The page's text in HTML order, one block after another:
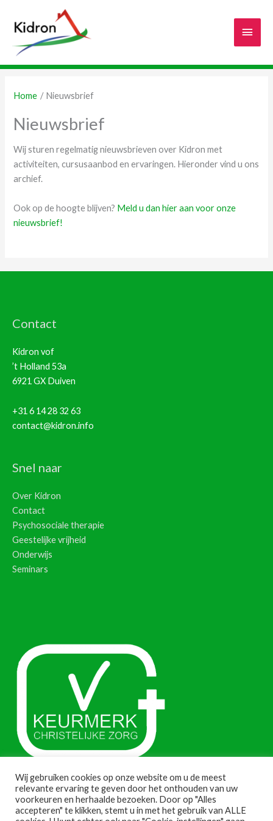
naar
inhoud
Home Nieuwsbrief
Nieuwsbrief
Wij sturen regelmatig nieuwsbrieven over Kidron met
activiteiten, cursusaanbod en ervaringen. Hieronder vind u ons
archief.
Ook op de hoogte blijven? Meld u dan hier aan voor onze
nieuwsbrief!
Contact
Kidron vof
’t Holland 53a
6921 GX Duiven
+31 6 14 28 32 63
contact@kidron.info
Snel naar
Over Kidron
Contact
Psychosociale therapie
Geestelijke vrijheid
Onderwijs
Seminars
Wij gebruiken cookies op onze website om u de meest
relevante ervaring te geven door het onthouden van uw
voorkeuren en herhaalde bezoeken. Door op "Alles
accepteren" te klikken, stemt u in met het gebruik van ALLE